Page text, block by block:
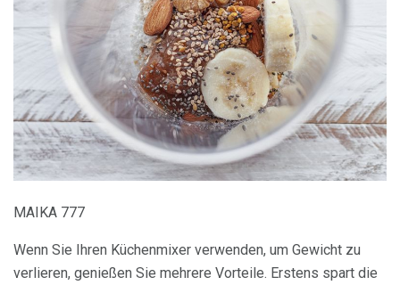
MAIKA 777
Wenn Sie Ihren Küchenmixer verwenden, um Gewicht zu
verlieren, genießen Sie mehrere Vorteile. Erstens spart die